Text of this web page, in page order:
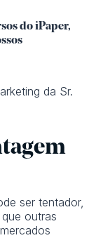
do iPaper,
da Sr.
ser tentador,
outras